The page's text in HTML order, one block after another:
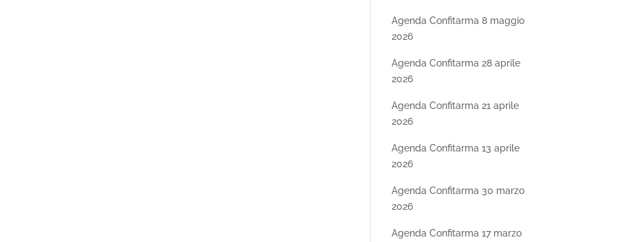
Agenda Confitarma 8 maggio
2026
Agenda Confitarma 28 aprile
2026
Agenda Confitarma 21 aprile
2026
Agenda Confitarma 13 aprile
2026
Agenda Confitarma 30 marzo
2026
Agenda Confitarma 17 marzo